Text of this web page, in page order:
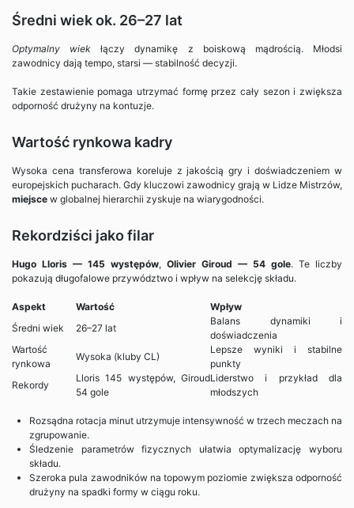
Średni wiek ok. 26–27 lat
Optymalny wiek łączy dynamikę z boiskową mądrością. Młodsi
zawodnicy dają tempo, starsi — stabilność decyzji.
Takie zestawienie pomaga utrzymać formę przez cały sezon i zwiększa
odporność drużyny na kontuzje.
Wartość rynkowa kadry
Wysoka cena transferowa koreluje z jakością gry i doświadczeniem w
europejskich pucharach. Gdy kluczowi zawodnicy grają w Lidze Mistrzów,
miejsce w globalnej hierarchii zyskuje na wiarygodności.
Rekordziści jako filar
Hugo Lloris — 145 występów, Olivier Giroud — 54 gole. Te liczby
pokazują długofalowe przywództwo i wpływ na selekcję składu.
Aspekt Wartość
Wpływ
Średni wiek
26–27 lat
Balans dynamiki i
doświadczenia
Wartość
rynkowa
Wysoka (kluby CL)
Lepsze wyniki i stabilne
punkty
Rekordy
Lloris 145 występów, Giroud
54 gole
Liderstwo i przykład dla
młodszych
Rozsądna rotacja minut utrzymuje intensywność w trzech meczach na
zgrupowanie.
Śledzenie parametrów fizycznych ułatwia optymalizację wyboru
składu.
Szeroka pula zawodników na topowym poziomie zwiększa odporność
drużyny na spadki formy w ciągu roku.